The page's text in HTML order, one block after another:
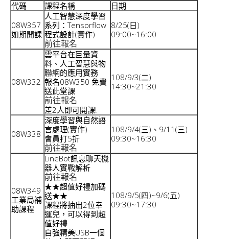
代碼 課程名稱
日期
08W357
如期開課
人工智慧深度學習
系列：Tensorflow
程式設計(實作)
前往報名
8/25(日)
09:00~16:00
08W332
雲平台在巨量資
料、人工智慧與物
聯網的應用實務
報名08W350 免費
送此堂課
前往報名
差2人即可開課!
108/9/3(二)
14:30~21:30
08W338
深度學習與自然語
言處理(實作)
會員打5折
前往報名
108/9/4(三)、9/11(三)
09:30~16:30
08W349
工業局補
助課程
LineBot訊息聊天機
器人實戰解析
前往報名
★★超值好禮加碼
送★★
課程將抽出2位幸
運兒，可以得到超
值好禮
自強精美USB一個
108/9/5(四)~9/6(五)
09:30~17:30